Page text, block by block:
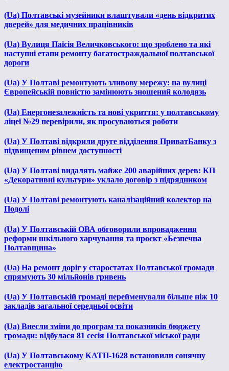
(Ua) Полтавські музейники влаштували «день відкритих
дверей» для медичних працівників
(Ua) Вулиця Паїсія Величковського: що зроблено та які
наступні етапи ремонту багатостраждальної полтавської
дороги
(Ua) У Полтаві ремонтують зливову мережу: на вулиці
Європейській повністю замінюють зношений колодязь
(Ua) Енергонезалежність та нові укриття: у полтавському
ліцеї №29 перевірили, як просуваються роботи
(Ua) У Полтаві відкрили друге відділення ПриватБанку з
підвищеним рівнем доступності
(Ua) У Полтаві видалять майже 200 аварійних дерев: КП
«Декоративні культури» уклало договір з підрядником
(Ua) У Полтаві ремонтують каналізаційний колектор на
Подолі
(Ua) У Полтавській ОВА обговорили впровадження
реформи шкільного харчування та проєкт «Безпечна
Полтавщина»
(Ua) На ремонт доріг у старостатах Полтавської громади
спрямують 30 мільйонів гривень
(Ua) У Полтавській громаді перейменували більше ніж 10
закладів загальної середньої освіти
(Ua) Внесли зміни до програм та показників бюджету
громади: відбулася 81 сесія Полтавської міської ради
(Ua) У Полтавському КАТП-1628 встановили сонячну
електростанцію